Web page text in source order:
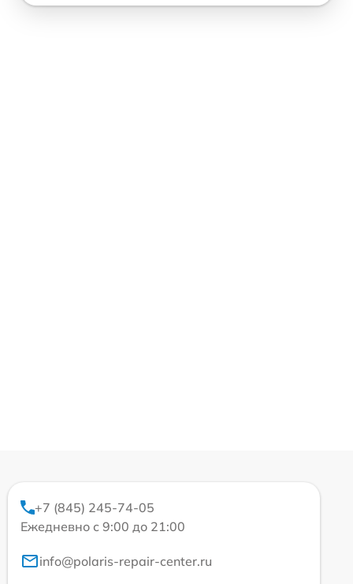
+7 (845) 245-74-05
Ежедневно с 9:00 до 21:00
info@polaris-repair-center.ru